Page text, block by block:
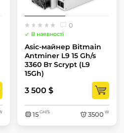
0
В наявності
Asic-майнер Bitmain
Antminer L9 15 Gh/s
3360 Вт Scrypt (L9
15Gh)
3 500 $
15 GH/S 3500 W